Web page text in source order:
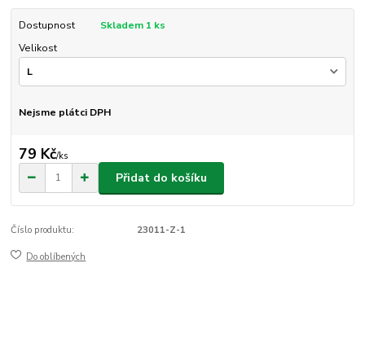
Dostupnost
Skladem 1 ks
Velikost
Nejsme plátci DPH
79 Kč/ks
Přidat do košíku
Číslo produktu: 23011-Z-1
Do oblíbených